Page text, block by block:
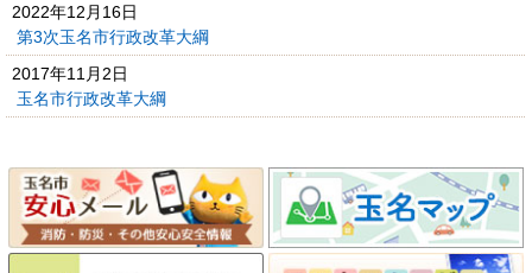
2022年12月16日
第3次玉名市行政改革大綱
2017年11月2日
玉名市行政改革大綱